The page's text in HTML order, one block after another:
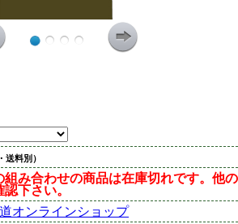
送料別）
組み合わせの商品は在庫切れです。他の
下さい。
オンラインショップ